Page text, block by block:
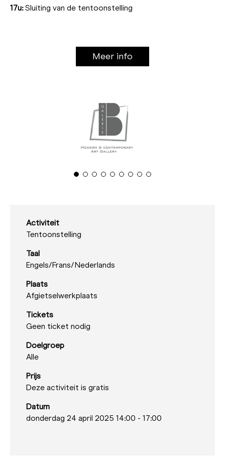
17u:Sluiting van de tentoonstelling
Meer info
Activiteit
Tentoonstelling
Taal
Engels/Frans/Nederlands
Plaats
Afgietselwerkplaats
Tickets
Geen ticket nodig
Doelgroep
Alle
Prijs
Deze activiteit is gratis
Datum
donderdag 24 april 2025 14:00 - 17:00